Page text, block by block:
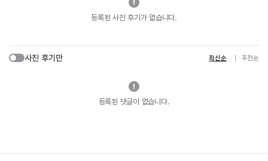
등록된 사진 후기가 없습니다.
사진 후기만 최신순 추천순
등록된 댓글이 없습니다.